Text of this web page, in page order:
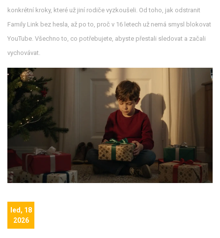
konkrétní kroky, které už jiní rodiče vyzkoušeli. Od toho, jak odstranit
Family Link bez hesla, až po to, proč v 16 letech už nemá smysl blokovat
YouTube. Všechno to, co potřebujete, abyste přestali sledovat a začali
vychovávat.
led, 18
2026